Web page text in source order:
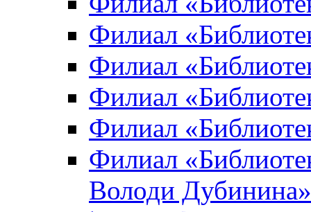
Филиал
Филиал
Филиал
Филиал
Филиал
Володи Дубинина»